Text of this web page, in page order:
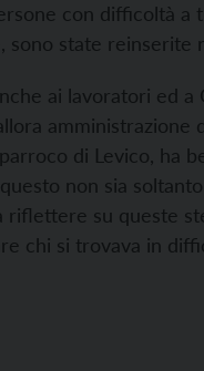
con difficoltà a
state reinserite
ai lavoratori ed a
di Levico, ha
non sia
su queste
chi si trovava in